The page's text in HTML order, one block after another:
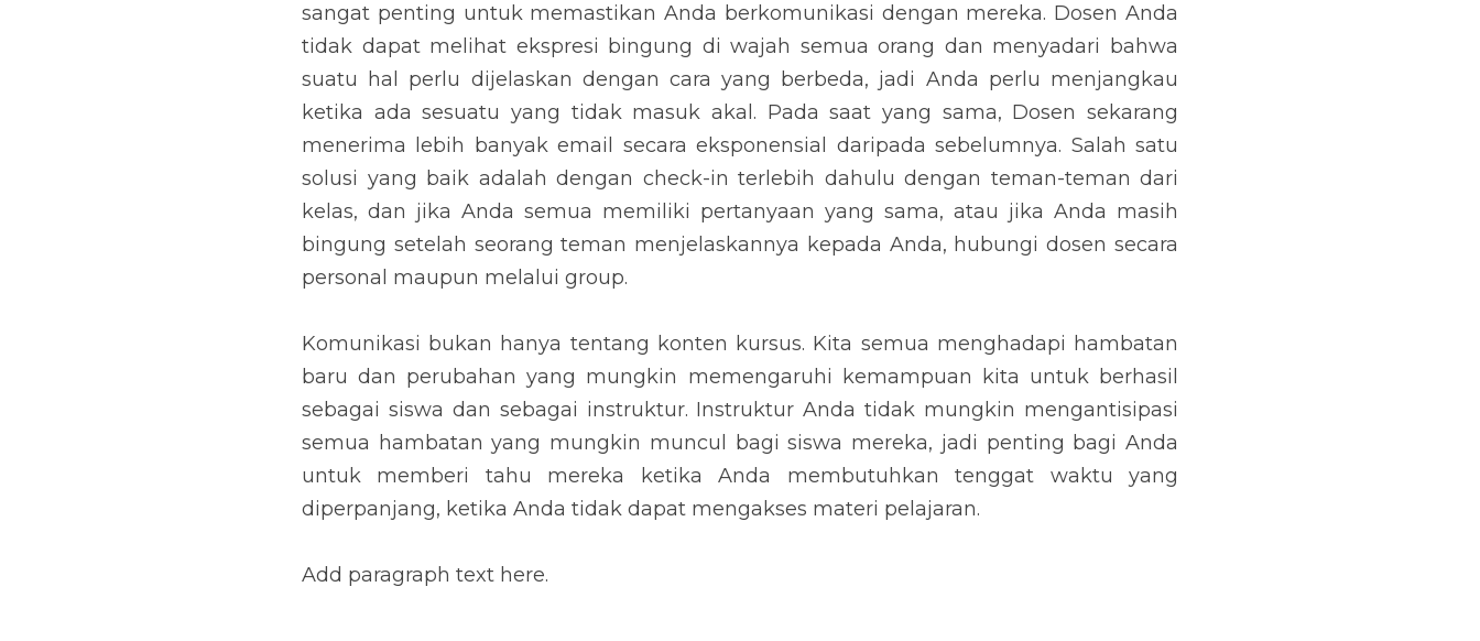
sangat penting untuk memastikan Anda berkomunikasi dengan mereka. Dosen Anda
tidak dapat melihat ekspresi bingung di wajah semua orang dan menyadari bahwa
suatu hal perlu dijelaskan dengan cara yang berbeda, jadi Anda perlu menjangkau
ketika ada sesuatu yang tidak masuk akal. Pada saat yang sama, Dosen sekarang
menerima lebih banyak email secara eksponensial daripada sebelumnya. Salah satu
solusi yang baik adalah dengan check-in terlebih dahulu dengan teman-teman dari
kelas, dan jika Anda semua memiliki pertanyaan yang sama, atau jika Anda masih
bingung setelah seorang teman menjelaskannya kepada Anda, hubungi dosen secara
personal maupun melalui group.
Komunikasi bukan hanya tentang konten kursus. Kita semua menghadapi hambatan
baru dan perubahan yang mungkin memengaruhi kemampuan kita untuk berhasil
sebagai siswa dan sebagai instruktur. Instruktur Anda tidak mungkin mengantisipasi
semua hambatan yang mungkin muncul bagi siswa mereka, jadi penting bagi Anda
untuk memberi tahu mereka ketika Anda membutuhkan tenggat waktu yang
diperpanjang, ketika Anda tidak dapat mengakses materi pelajaran.
Add paragraph text here.